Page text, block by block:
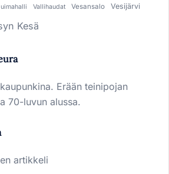
uimahalli Vallihaudat Vesansalo Vesijärvi
Kesä
Erään teinipojan
70-luvun alussa.
artikkeli